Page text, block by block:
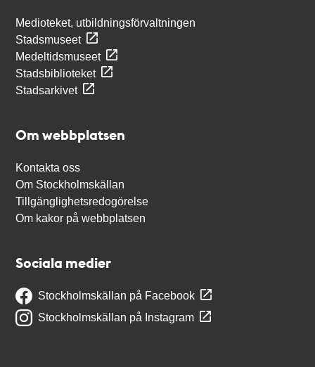
Medioteket, utbildningsförvaltningen
Stadsmuseet
Medeltidsmuseet
Stadsbiblioteket
Stadsarkivet
Om webbplatsen
Kontakta oss
Om Stockholmskällan
Tillgänglighetsredogörelse
Om kakor på webbplatsen
Sociala medier
Stockholmskällan på Facebook
Stockholmskällan på Instagram